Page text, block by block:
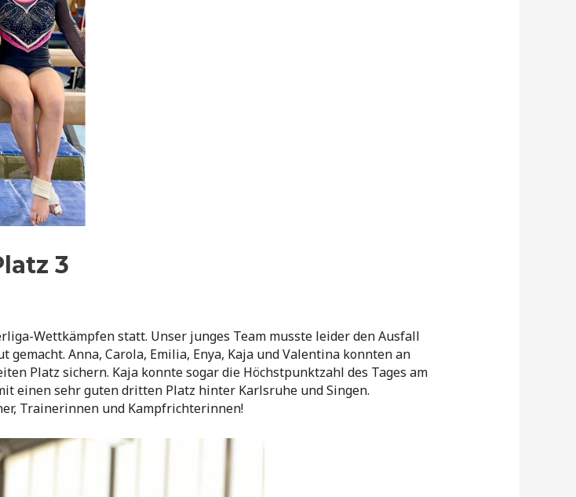
3
Wettkämpfen statt. Unser junges Team musste leider den Ausfall
Anna, Carola, Emilia, Enya, Kaja und Valentina konnten an
Platz sichern. Kaja konnte sogar die Höchstpunktzahl des Tages am
einen sehr guten dritten Platz hinter Karlsruhe und Singen.
Trainerinnen und Kampfrichterinnen!